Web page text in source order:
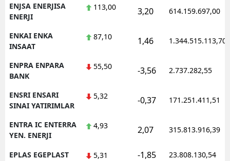
ENJSA ENERJISA
ENERJI
113,00 3,20 614.159.697,00
ENKAI ENKA
INSAAT
87,10 1,46 1.344.515.113,70
ENPRA ENPARA
BANK
55,50 -3,56 2.737.282,55
ENSRI ENSARI
SINAI YATIRIMLAR
5,32 -0,37 171.251.411,51
ENTRA IC ENTERRA
YEN. ENERJI
4,93 2,07 315.813.916,39
EPLAS EGEPLAST 5,31 -1,85 23.808.130,54